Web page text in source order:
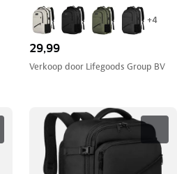
+4
29,99
Verkoop door Lifegoods Group BV